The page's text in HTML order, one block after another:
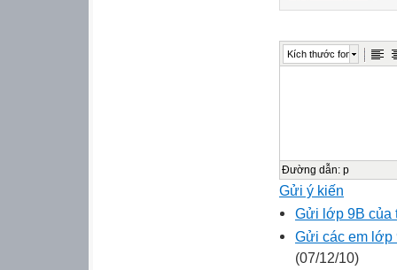
Kích thước font
Đường dẫn: p
Gửi ý kiến
Gửi lớp 9B của
Gửi các em lớp
(07/12/10)